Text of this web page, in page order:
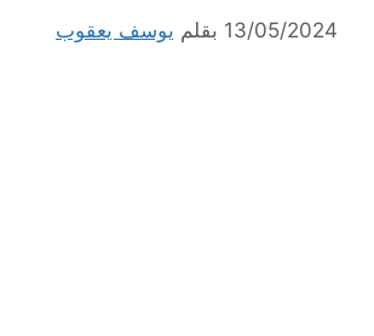
13/05/2024 بقلم يوسف يعقوب